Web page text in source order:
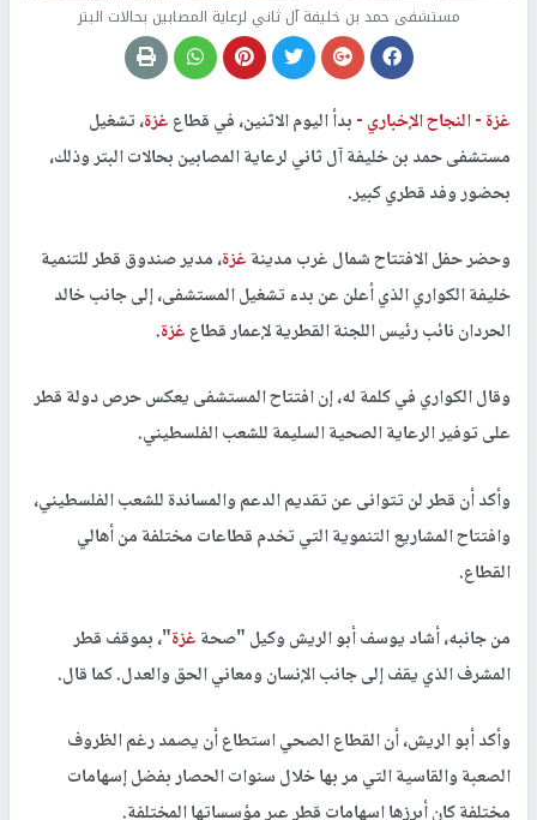
مستشفى حمد بن خليفة آل ثاني لرعاية المصابين بحالات البتر
غزة -النجاح الإخباري -بدأ اليوم الاثنين، في قطاعغزة، تشغيل
مستشفى حمد بن خليفة آل ثاني لرعاية المصابين بحالات البتر وذلك،
بحضور وفد قطري كبير.
وحضر حفل الافتتاح شمال غرب مدينةغزة، مدير صندوق قطر للتنمية
خليفة الكواري الذي أعلن عن بدء تشغيل المستشفى، إلى جانب خالد
الحردان نائب رئيس اللجنة القطرية لإعمار قطاعغزة.
وقال الكواري في كلمة له، إن افتتاح المستشفى يعكس حرص دولة قطر
على توفير الرعاية الصحية السليمة للشعب الفلسطيني.
وأكد أن قطر لن تتوانى عن تقديم الدعم والمساندة للشعب الفلسطيني،
وافتتاح المشاريع التنموية التي تخدم قطاعات مختلفة من أهالي
القطاع.
من جانبه، أشاد يوسف أبو الريش وكيل "صحةغزة"، بموقف قطر
المشرف الذي يقف إلى جانب الإنسان ومعاني الحق والعدل. كما قال.
وأكد أبو الريش، أن القطاع الصحي استطاع أن يصمد رغم الظروف
الصعبة والقاسية التي مر بها خلال سنوات الحصار بفضل إسهامات